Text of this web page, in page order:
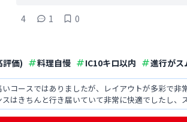
4 1 0
評価) 料理自慢 IC10キロ以内 進行がス
コースではありましたが、レイアウトが多彩で
はきちんと行き届いていて非常に快適でしたし、